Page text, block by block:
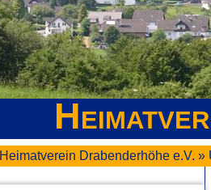
Heimatverein Drabenderhöhe e.V. »